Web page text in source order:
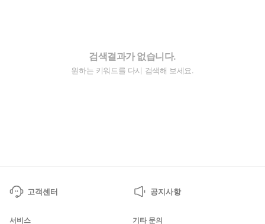
검색결과가 없습니다.
원하는 키워드를 다시 검색해 보세요.
고객센터 공지사항
서비스 기타 문의